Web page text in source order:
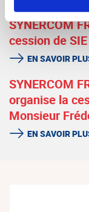
SYNERCOM
cession de SIE
EN SAVOIR
SYNERCOM
organise la
Monsieur
EN SAVOIR